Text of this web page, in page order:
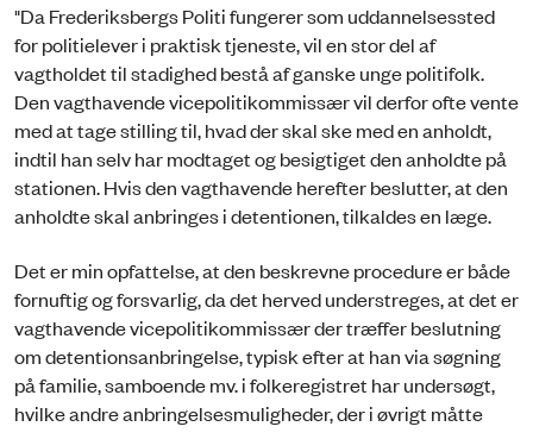
"Da Frederiksbergs Politi fungerer som uddannelsessted
for politielever i praktisk tjeneste, vil en stor del af
vagtholdet til stadighed bestå af ganske unge politifolk.
Den vagthavende vicepolitikommissær vil derfor ofte vente
med at tage stilling til, hvad der skal ske med en anholdt,
indtil han selv har modtaget og besigtiget den anholdte på
stationen. Hvis den vagthavende herefter beslutter, at den
anholdte skal anbringes i detentionen, tilkaldes en læge.
Det er min opfattelse, at den beskrevne procedure er både
fornuftig og forsvarlig, da det herved understreges, at det er
vagthavende vicepolitikommissær der træffer beslutning
om detentionsanbringelse, typisk efter at han via søgning
på familie, samboende mv. i folkeregistret har undersøgt,
hvilke andre anbringelsesmuligheder, der i øvrigt måtte